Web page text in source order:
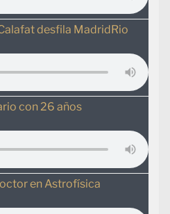
desfila MadridRio
con 26 años
en Astrofísica